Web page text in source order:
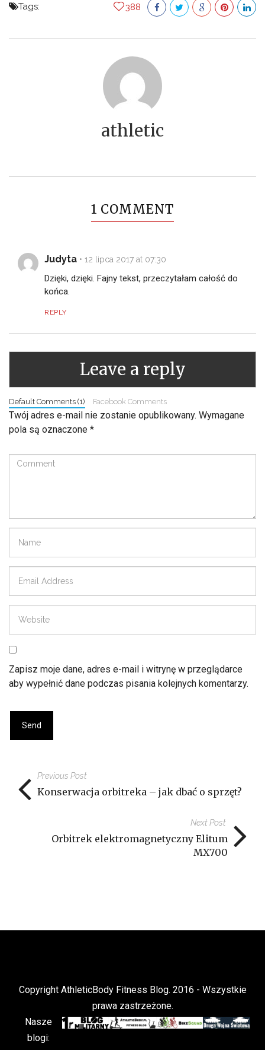
Tags: 388
athletic
1 COMMENT
Judyta • 12 lipca 2017 at 07:30
Dzięki, dzięki. Fajny tekst, przeczytałam całość do
końca.
REPLY
Leave a reply
Default Comments (1) Facebook Comments
Twój adres e-mail nie zostanie opublikowany. Wymagane
pola są oznaczone *
Zapisz moje dane, adres e-mail i witrynę w przeglądarce
aby wypełnić dane podczas pisania kolejnych komentarzy.
Previous Post
Konserwacja orbitreka – jak dbać o sprzęt?
Next Post
Orbitrek elektromagnetyczny Elitum
MX700
Copyright AthleticBody Fitness Blog. 2016 - Wszystkie
prawa zastrzeżone.
Nasze
blogi: